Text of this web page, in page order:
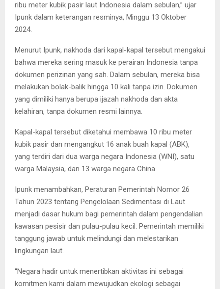
ribu meter kubik pasir laut Indonesia dalam sebulan,” ujar
Ipunk dalam keterangan resminya, Minggu 13 Oktober
2024.
Menurut Ipunk, nakhoda dari kapal-kapal tersebut mengakui
bahwa mereka sering masuk ke perairan Indonesia tanpa
dokumen perizinan yang sah. Dalam sebulan, mereka bisa
melakukan bolak-balik hingga 10 kali tanpa izin. Dokumen
yang dimiliki hanya berupa ijazah nakhoda dan akta
kelahiran, tanpa dokumen resmi lainnya.
Kapal-kapal tersebut diketahui membawa 10 ribu meter
kubik pasir dan mengangkut 16 anak buah kapal (ABK),
yang terdiri dari dua warga negara Indonesia (WNI), satu
warga Malaysia, dan 13 warga negara China.
Ipunk menambahkan, Peraturan Pemerintah Nomor 26
Tahun 2023 tentang Pengelolaan Sedimentasi di Laut
menjadi dasar hukum bagi pemerintah dalam pengendalian
kawasan pesisir dan pulau-pulau kecil. Pemerintah memiliki
tanggung jawab untuk melindungi dan melestarikan
lingkungan laut.
“Negara hadir untuk menertibkan aktivitas ini sebagai
komitmen kami dalam mewujudkan ekologi sebagai